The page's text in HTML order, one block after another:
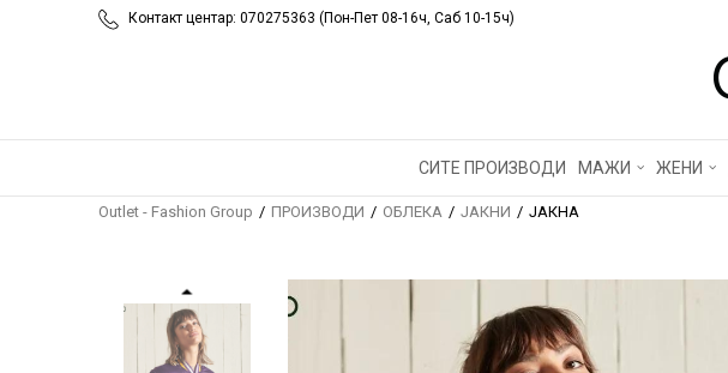
Контакт центар: 070275363 (Пон-Пет 08-16ч, Саб 10-15ч)
СИТЕ ПРОИЗВОДИ МАЖИ ЖЕНИ
Outlet - Fashion Group ПРОИЗВОДИ ОБЛЕКА ЈАКНИ ЈАКНА